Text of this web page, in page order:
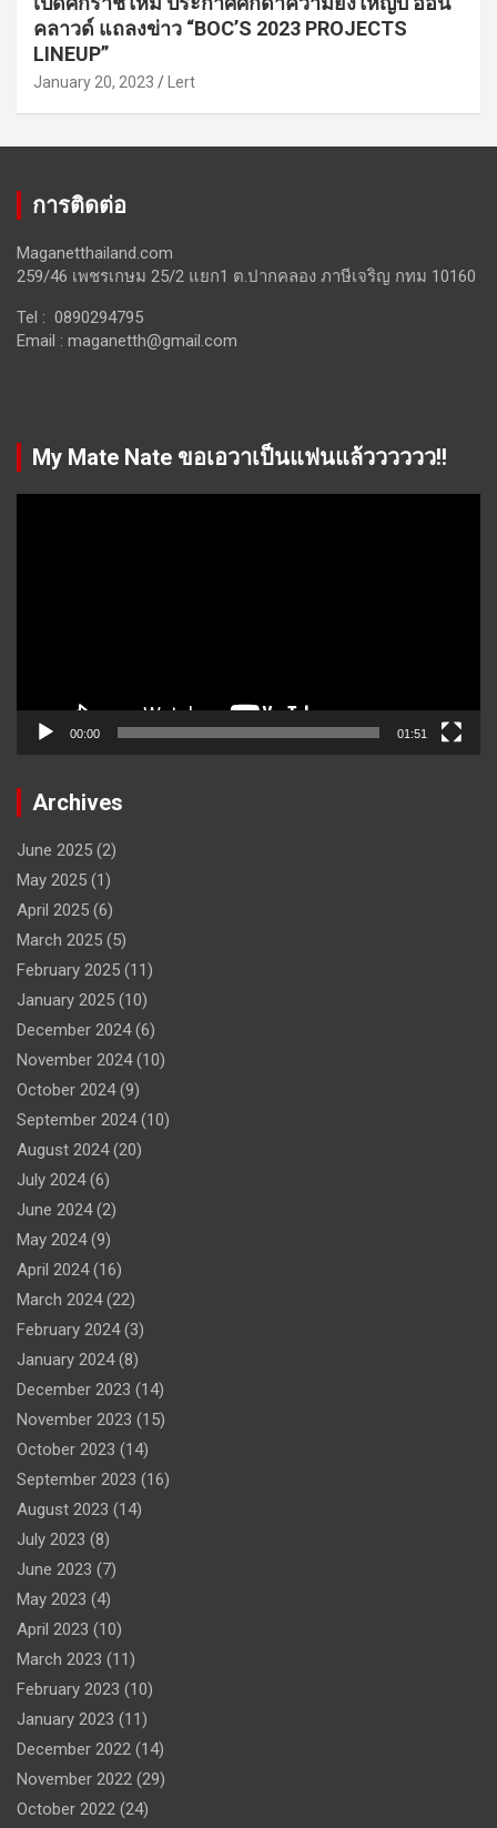
คลาวด์ แถลงข่าว “BOC’S 2023 PROJECTS
LINEUP”
January 20, 2023 Lert
การติดต่อ
Maganetthailand.com
259/46 เพชรเกษม 25/2 แยก1 ต.ปากคลอง ภาษีเจริญ กทม 10160
Tel : 0890294795
Email : maganetth@gmail.com
My Mate Nate ขอเอวาเป็นแฟนแล้วววววว!!
00:00 01:51
Archives
June 2025 (2)
May 2025 (1)
April 2025 (6)
March 2025 (5)
February 2025 (11)
January 2025 (10)
December 2024(6)
November 2024(10)
October 2024(9)
September 2024(10)
August 2024(20)
July 2024(6)
June 2024(2)
May 2024(9)
April 2024(16)
March 2024(22)
February 2024(3)
January 2024(8)
December 2023 (14)
November 2023 (15)
October 2023 (14)
September 2023 (16)
August 2023 (14)
July 2023 (8)
June 2023 (7)
May 2023 (4)
April 2023 (10)
March 2023 (11)
February 2023 (10)
January 2023 (11)
December 2022 (14)
November 2022 (29)
October 2022 (24)